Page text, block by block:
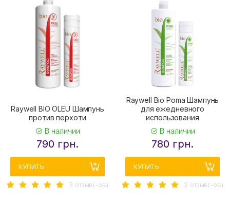
Raywell BIO OLEU Шампунь
против перхоти
В наличии
790 грн.
КУПИТЬ
3 отзыв(-ов)
Raywell Bio Poma Шампунь
для ежедневного
использования
В наличии
780 грн.
КУПИТЬ
2 отзыв(-ов)